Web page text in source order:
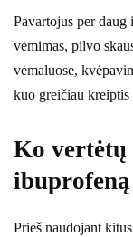
Pavartojus per
vėmimas, pilvo
vėmaluose,
kuo greičiau kreiptis
Ko
ibuprofeną
Prieš naudojant